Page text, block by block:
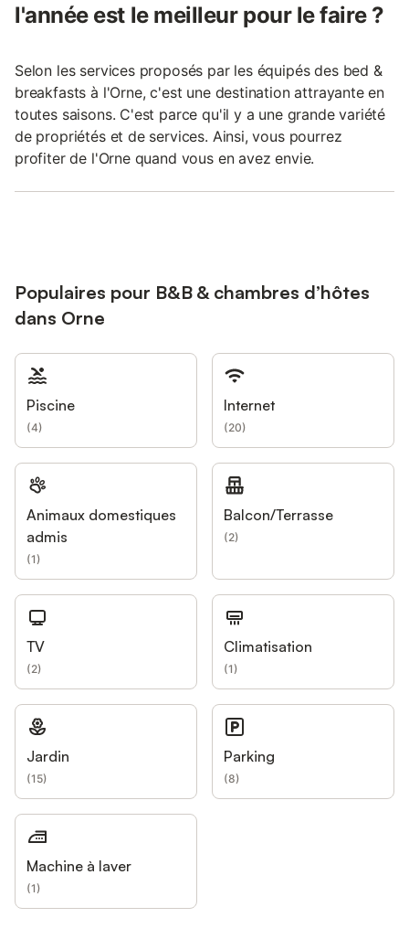
l'année est le meilleur pour le faire ?
Selon les services proposés par les équipés des bed &
breakfasts à l'Orne, c'est une destination attrayante en
toutes saisons. C'est parce qu'il y a une grande variété
de propriétés et de services. Ainsi, vous pourrez
profiter de l'Orne quand vous en avez envie.
Populaires pour B&B & chambres d’hôtes
dans Orne
Piscine
(4)
Internet
(20)
Animaux domestiques
admis
(1)
Balcon/Terrasse
(2)
TV
(2)
Climatisation
(1)
Jardin
(15)
Parking
(8)
Machine à laver
(1)